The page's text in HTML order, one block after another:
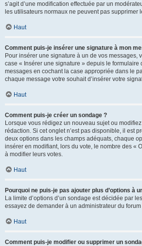
s’agit d’une modification effectuée par un
les utilisateurs normaux ne peuvent pas
Haut
Comment puis-je insérer une signature à mon
Pour insérer une signature à un de vos messages,
case « Insérer une signature » depuis le
messages en cochant la case appropriée dans le
chaque message votre souhait d’insérer votre
Haut
Comment puis-je créer un sondage ?
Lorsque vous rédigez un nouveau sujet ou
rédaction. Si cet onglet n’est pas disponible, il est
deux options dans les champs adéquats, chaque
insérer en modifiant, lors du vote, le nombre des «
à modifier leurs votes.
Haut
Pourquoi ne puis-je pas ajouter plus d’options à
La limite d’options d’un sondage est décidée par
essayez de demander à un administrateur du forum
Haut
Comment puis-je modifier ou supprimer un